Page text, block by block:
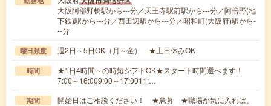
大阪阿部野橋駅から---分／天王寺駅前駅から---分／阿倍野(地
下鉄)駅から---分／西田辺駅から---分／昭和町(大阪府)駅から-
--分
曜日頻度 週2日～5日OK（月～金） ★土日休みOK
時間
★1日4時間～の時短シフトOK★スタート時間選べます！
7:00～16:009:00～17:0011:…
期間
開始日はご相談ください！ ★急募 ★職場が気に入れば、